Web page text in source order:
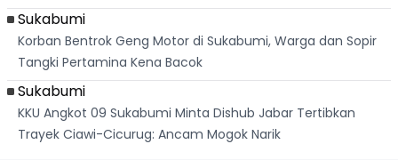
Sukabumi
Korban Bentrok Geng Motor di Sukabumi, Warga dan Sopir
Tangki Pertamina Kena Bacok
Sukabumi
KKU Angkot 09 Sukabumi Minta Dishub Jabar Tertibkan
Trayek Ciawi-Cicurug: Ancam Mogok Narik